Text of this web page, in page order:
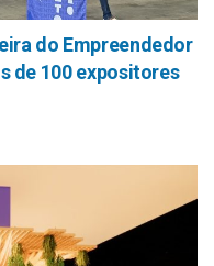
do Empreendedor
de 100 expositores